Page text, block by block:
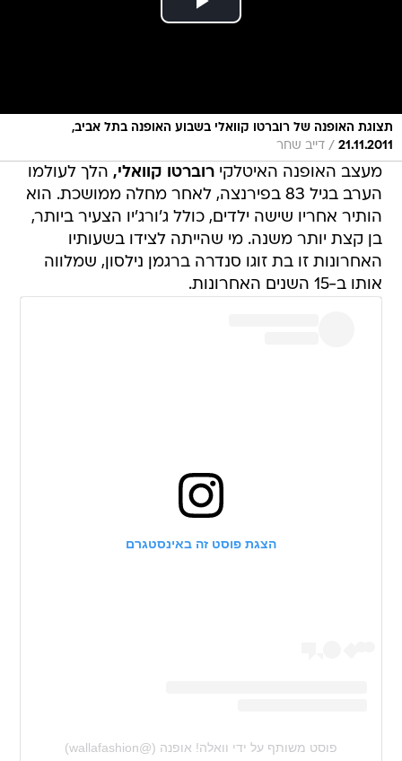
תצוגת האופנה של רוברטו קוואלי בשבוע האופנה בתל אביב,
21.11.2011
/ דייב שחר
מעצב האופנה האיטלקירוברטו קוואלי, הלך לעולמו
הערב בגיל 83 בפירנצה, לאחר מחלה ממושכת. הוא
הותיר אחריו שישה ילדים, כולל ג'ורג'יו הצעיר ביותר,
בן קצת יותר משנה. מי שהייתה לצידו בשעותיו
האחרונות זו בת זוגו סנדרה ברגמן נילסון, שמלווה
אותו ב-15 השנים האחרונות.
הצגת פוסט זה באינסטגרם
פוסט משותף על ידי ‏‎וואלה! אופנה‎‏ (@‏‎wallafashion‎‏)